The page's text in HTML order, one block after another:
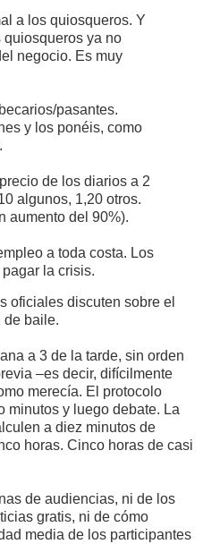
a los quiosqueros. Y
ya no
negocio. Es muy
pasantes.
y los ponéis, como
de los diarios a 2
algunos, 1,20 otros.
aumento del 90%).
a toda costa. Los
la crisis.
oficiales discuten sobre el
de baile.
a 3 de la tarde, sin orden
–es decir, difícilmente
merecía. El protocolo
minutos y luego debate. La
a diez minutos de
horas. Cinco horas de casi
de audiencias, ni de los
gratis, ni de cómo
media de los participantes